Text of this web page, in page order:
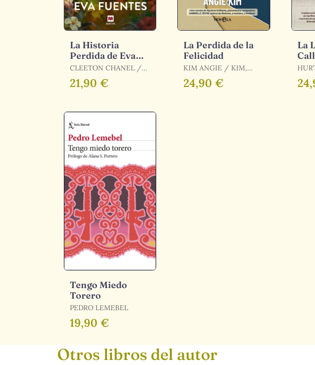
La Historia
Perdida de Eva
Fuentes
CLEETON CHANEL /
CHANEL CLEETON
21,90 €
La Perdida de la
Felicidad
KIM ANGIE / KIM,
ANGIE
24,90 €
La
MANUEL /
Tengo Miedo
Torero
PEDRO LEMEBEL
19,90 €
Otros libros del autor